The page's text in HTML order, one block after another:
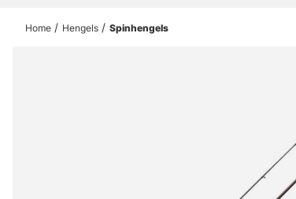
Home Hengels Spinhengels